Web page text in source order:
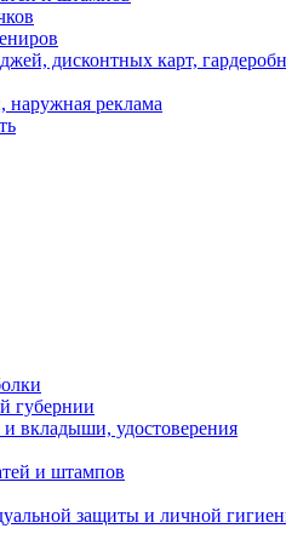
дисконтных карт,
наружная реклама
губернии
вкладыши, удостоверения
и штампов
защиты и личной